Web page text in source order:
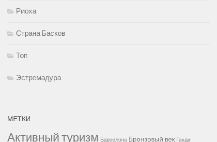
Риоха
Страна Басков
Топ
Эстремадура
МЕТКИ
Активный туризм Барселона Бронзовый век Гауди